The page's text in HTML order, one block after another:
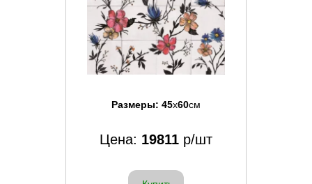
Размеры: 45x60см
Цена: 19811 р/шт